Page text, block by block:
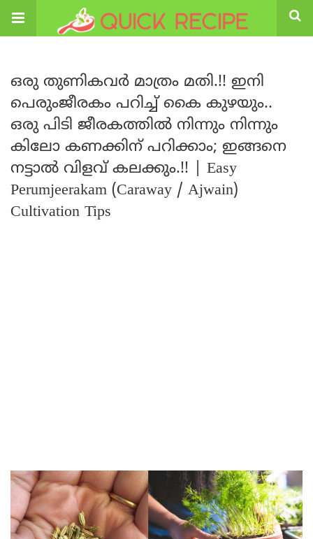
ഒരു തുണികവർ മാത്രം മതി.!! ഇനി
പെരുംജീരകം പറിച്ച് കൈ കുഴയും..
ഒരു പിടി ജീരകത്തിൽ നിന്നും നിന്നും
കിലോ കണക്കിന് പറിക്കാം; ഇങ്ങനെ
നട്ടാൽ വിളവ് കലക്കും.!! | Easy
Perumjeerakam (Caraway / Ajwain)
Cultivation Tips